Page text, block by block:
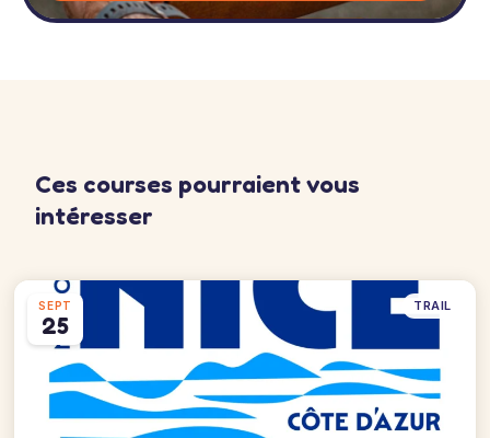
Ces courses pourraient vous
intéresser
SEPT
25
TRAIL